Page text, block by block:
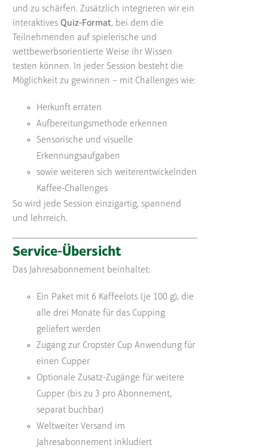
und zu schärfen. Zusätzlich integrieren wir ein
interaktives Quiz-Format, bei dem die
Teilnehmenden auf spielerische und
wettbewerbsorientierte Weise ihr Wissen
testen können. In jeder Session besteht die
Möglichkeit zu gewinnen – mit Challenges wie:
Herkunft erraten
Aufbereitungsmethode erkennen
Sensorische und visuelle
Erkennungsaufgaben
sowie weiteren sich weiterentwickelnden
Kaffee-Challenges
So wird jede Session einzigartig, spannend
und lehrreich.
Service-Übersicht
Das Jahresabonnement beinhaltet:
Ein Paket mit 6 Kaffeelots (je 100 g), die
alle drei Monate für das Cupping
geliefert werden
Zugang zur Cropster Cup Anwendung für
einen Cupper
Optionale Zusatz-Zugänge für weitere
Cupper (bis zu 3 pro Abonnement,
separat buchbar)
Weltweiter Versand im
Jahresabonnement inkludiert